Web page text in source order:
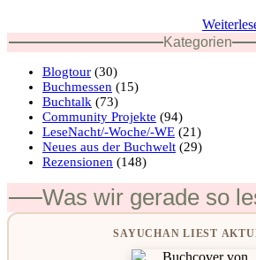
Kategorien
Blogtour (30)
Buchmessen (15)
Buchtalk (73)
Community Projekte (94)
LeseNacht/-Woche/-WE (21)
Neues aus der Buchwelt (29)
Rezensionen (148)
Was wir gerade so
SAYUCHAN LIEST